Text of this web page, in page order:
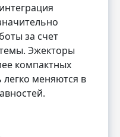
за счет
Эжекторы
компактных
меняются в